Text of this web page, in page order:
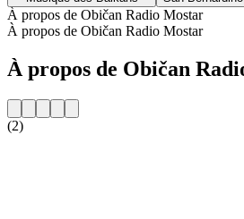
À propos de Običan Radio Mostar
À propos de Običan Radio Mostar
À propos de Običan
(2)